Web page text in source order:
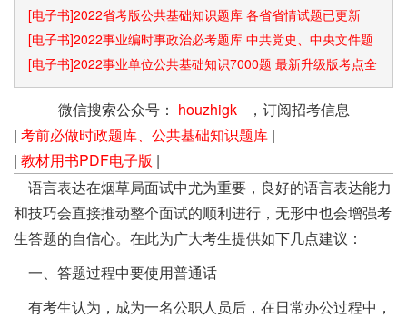
识点和速算技巧
[电子书]2022省考版公共基础知识题库 各省省情试题已更新
[电子书]2022事业编时事政治必考题库 中共党史、中央文件题
库已更新
[电子书]2022事业单位公共基础知识7000题 最新升级版考点全
覆盖
微信搜索公众号： houzhigk，订阅招考信息
| 考前必做时政题库、公共基础知识题库 |
| 教材用书PDF电子版 |
语言表达在烟草局面试中尤为重要，良好的语言表达能力
和技巧会直接推动整个面试的顺利进行，无形中也会增强考
生答题的自信心。在此为广大考生提供如下几点建议：
一、答题过程中要使用普通话
有考生认为，成为一名公职人员后，在日常办公过程中，